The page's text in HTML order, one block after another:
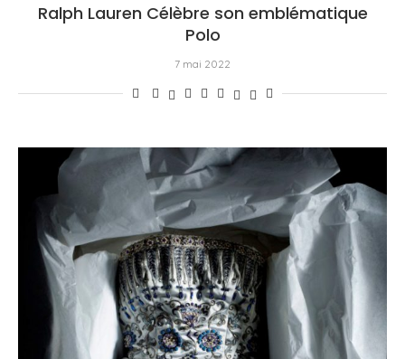
Ralph Lauren Célèbre son emblématique
Polo
7 mai 2022